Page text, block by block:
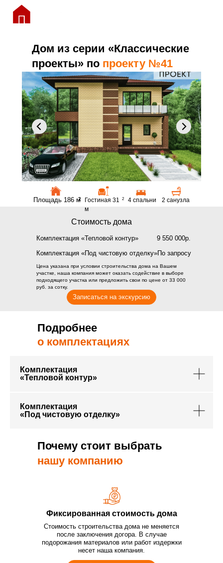
Дом из серии «Классические
проекты» по проекту №41
Площадь 186 м 4 спальни
Гостиная 31
м
2 санузла
Стоимость дома
Комплектация «Тепловой контур»
Комплектация «Под чистовую отделку»По запросу
Записаться на экскурсию
2 2
9 550 000р.
Цена указана при условии строительства дома на Вашем
участке, наша компания может оказать содействие в выборе
подходящего участка или предложить свои по цене от 33 000
руб. за сотку.
Подробнее
о комплектациях
Комплектация
«Тепловой контур»
Комплектация
«Под чистовую отделку»
Почему стоит выбрать
нашу компанию
Фиксированная стоимость дома
Стоимость строительства дома не меняется
после заключения догора. В случае
подорожания материалов или работ издержки
несет наша компания.